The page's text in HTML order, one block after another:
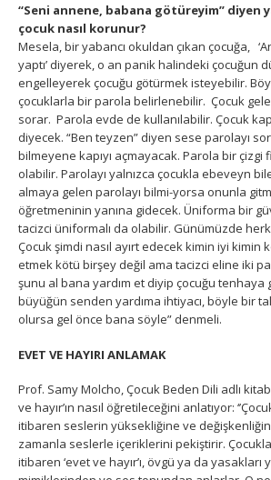
“Seni annene, babana götüreyim” diyen
çocuk nasıl korunur?
Mesela, bir yabancı okuldan çıkan çocuğa,
yaptı’ diyerek, o an panik halindeki çocuğun
engelleyerek çocuğu götürmek isteyebilir.
çocuklarla bir parola belirlenebilir. Çocuk
sorar. Parola evde de kullanılabilir. Çocuk kapı
diyecek. “Ben teyzen” diyen sese parolayı
bilmeyene kapıyı açmayacak. Parola bir çizgi
olabilir. Parolayı yalnızca çocukla ebeveyn
almaya gelen parolayı bilmi-yorsa onunla
öğretmeninin yanına gidecek. Üniforma bir
tacizci üniformalı da olabilir. Günümüzde
Çocuk şimdi nasıl ayırt edecek kimin iyi kimin
etmek kötü birşey değil ama tacizci eline iki
şunu al bana yardım et diyip çocuğu tenhaya
büyüğün senden yardıma ihtiyacı, böyle bir
olursa gel önce bana söyle” denmeli.
EVET VE HAYIRI ANLAMAK
Prof. Samy Molcho, Çocuk Beden Dili adlı
ve hayır’ın nasıl öğretileceğini anlatıyor:
itibaren seslerin yüksekliğine ve
zamanla seslerle içeriklerini pekiştirir.
itibaren ‘evet ve hayır’ı, övgü ya da yasakları